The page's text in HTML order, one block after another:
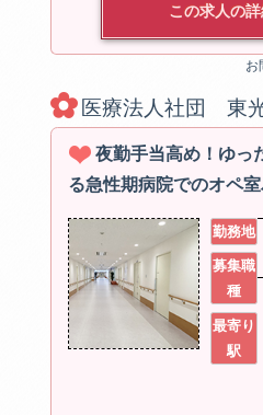
この求人の
お
医療法人社団 東
夜勤手当高め！ゆっ
る急性期病院でのオペ
勤務地
募集職
種
最寄り
駅